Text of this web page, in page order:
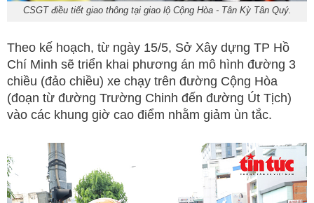
CSGT điều tiết giao thông tại giao lộ Cộng Hòa - Tân Kỳ Tân Quý.
Theo kế hoạch, từ ngày 15/5, Sở Xây dựng TP Hồ
Chí Minh sẽ triển khai phương án mô hình đường 3
chiều (đảo chiều) xe chạy trên đường Cộng Hòa
(đoạn từ đường Trường Chinh đến đường Út Tịch)
vào các khung giờ cao điểm nhằm giảm ùn tắc.